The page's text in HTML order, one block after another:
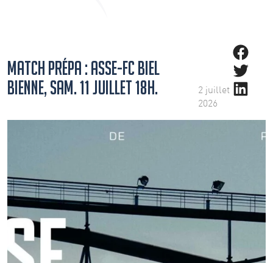
MATCH PRÉPA : ASSE-FC BIEL
BIENNE, SAM. 11 JUILLET 18H.
2 juillet
2026
Share on
Share on
Share on